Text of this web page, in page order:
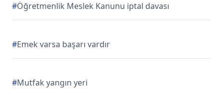
#Öğretmenlik Meslek Kanunu iptal davası
#Emek varsa başarı vardır
#Mutfak yangın yeri